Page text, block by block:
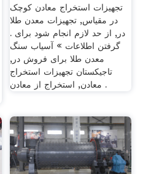
تجهیزات استخراج معادن کوچک
در مقیاس, تجهیزات معدن طلا
در, از حد لازم انجام شود برای .
گرفتن اطلاعات » آسیاب سنگ
معدن طلا برای فروش در,
تاجیکستان تجهیزات استخراج
معادن, استخراج از معادن .